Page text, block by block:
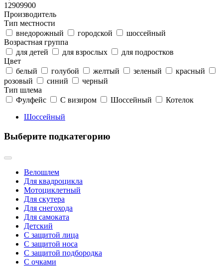
12909900
Производитель
Тип местности
внедорожный
городской
шоссейный
Возрастная группа
для детей
для взрослых
для подростков
Цвет
белый
голубой желтый зеленый
красный
розовый
синий
черный
Тип шлема
Фулфейс
С визиром Шоссейный
Котелок
Шоссейный
Выберите подкатегорию
Велошлем
Для квадроцикла
Мотоциклетный
Для скутера
Для снегохода
Для самоката
Детский
С защитой лица
С защитой носа
С защитой подбородка
С очками